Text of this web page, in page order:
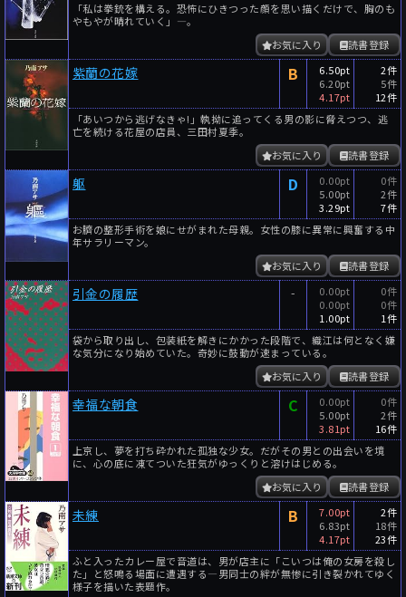
「私は拳銃を構える。恐怖にひきつった顔を思い描くだけで、胸のも
やもやが晴れていく」―。
読書登録
お気に入り
紫蘭の花嫁 B
6.50pt
6.20pt
4.17pt
2件
5件
12件
「あいつから逃げなきゃ!」執拗に追ってくる男の影に脅えつつ、逃
亡を続ける花屋の店員、三田村夏季。
読書登録
お気に入り
躯 D
0.00pt
5.00pt
3.29pt
0件
2件
7件
お臍の整形手術を娘にせがまれた母親。女性の膝に異常に興奮する中
年サラリーマン。
読書登録
お気に入り
引金の履歴 -
0.00pt
0.00pt
1.00pt
0件
0件
1件
袋から取り出し、包装紙を解きにかかった段階で、織江は何となく嫌
な気分になり始めていた。奇妙に鼓動が速まっている。
読書登録
お気に入り
幸福な朝食 C
0.00pt
5.00pt
3.81pt
0件
2件
16件
上京し、夢を打ち砕かれた孤独な少女。だがその男との出会いを境
に、心の底に凍てついた狂気がゆっくりと溶けはじめる。
読書登録
お気に入り
未練 B
7.00pt
6.83pt
4.17pt
2件
18件
23件
ふと入ったカレー屋で音道は、男が店主に「こいつは俺の女房を殺し
た」と怒鳴る場面に遭遇する―男同士の絆が無惨に引き裂かれてゆく
様子を描いた表題作。